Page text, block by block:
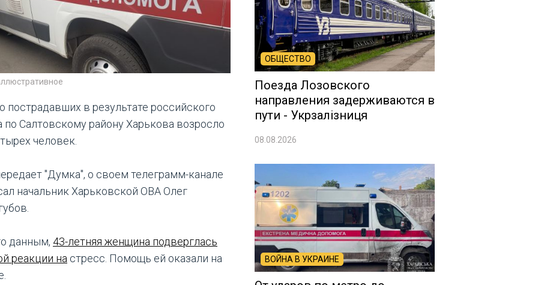
пострадавших в результате российского
по Салтовскому району Харькова возросло
человек.
"Думка", о своем телеграмм-канале
начальник Харьковской ОВА Олег
данным, 43-летняя женщина подверглась
реакции на стресс. Помощь ей оказали на
ОБЩЕСТВО
Поезда Лозовского
направления задерживаются в
пути - Укрзалізниця
08.08.2026
ВОЙНА В УКРАИНЕ